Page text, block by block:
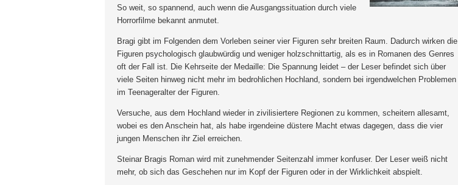
So weit, so spannend, auch wenn die Ausgangssituation durch viele
Horrorfilme bekannt anmutet.
Bragi gibt im Folgenden dem Vorleben seiner vier Figuren sehr breiten Raum. Dadurch wirken die
Figuren psychologisch glaubwürdig und weniger holzschnittartig, als es in Romanen des Genres
oft der Fall ist. Die Kehrseite der Medaille: Die Spannung leidet – der Leser befindet sich über
viele Seiten hinweg nicht mehr im bedrohlichen Hochland, sondern bei irgendwelchen Problemen
im Teenageralter der Figuren.
Versuche, aus dem Hochland wieder in zivilisiertere Regionen zu kommen, scheitern allesamt,
wobei es den Anschein hat, als habe irgendeine düstere Macht etwas dagegen, dass die vier
jungen Menschen ihr Ziel erreichen.
Steinar Bragis Roman wird mit zunehmender Seitenzahl immer konfuser. Der Leser weiß nicht
mehr, ob sich das Geschehen nur im Kopf der Figuren oder in der Wirklichkeit abspielt.